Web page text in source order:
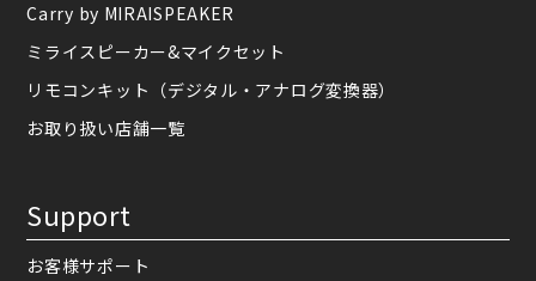
Carry by MIRAISPEAKER
ミライスピーカー&マイクセット
リモコンキット（デジタル・アナログ変換器）
お取り扱い店舗一覧
Support
お客様サポート